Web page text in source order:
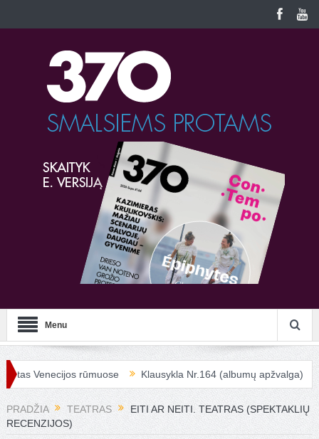
Menu
rūmuose Klausykla Nr.164 (albumų apžvalga) Kai
PRADŽIA TEATRAS
EITI AR NEITI. TEATRAS (SPEKTAKLIŲ
RECENZIJOS)